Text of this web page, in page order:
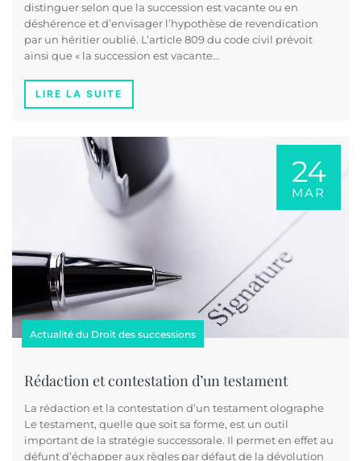
distinguer selon que la succession est vacante ou en
déshérence et d’envisager l’hypothèse de revendication
par un héritier oublié. L’article 809 du code civil prévoit
ainsi que « la succession est vacante…
LIRE LA SUITE
24
MAR
Actualité du Droit des successions
Rédaction et contestation d’un testament
La rédaction et la contestation d’un testament olographe
Le testament, quelle que soit sa forme, est un outil
important de la stratégie successorale. Il permet en effet au
défunt d’échapper aux règles par défaut de la dévolution